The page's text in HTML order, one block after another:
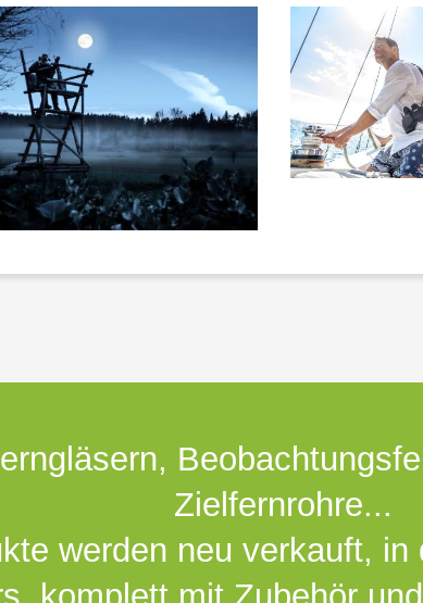
Zielfernrohre...
werden neu verkauft,